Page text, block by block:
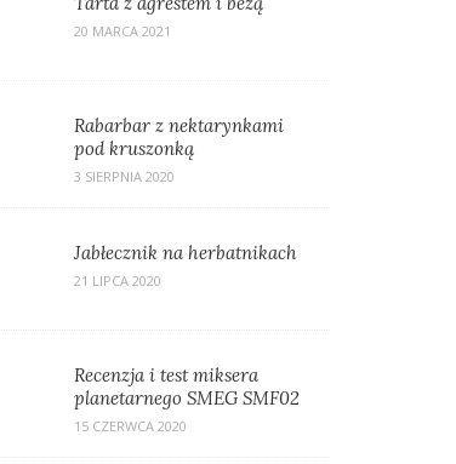
20 MARCA 2021
Rabarbar z nektarynkami
pod kruszonką
3 SIERPNIA 2020
Jabłecznik na herbatnikach
21 LIPCA 2020
Recenzja i test miksera
planetarnego SMEG SMF02
15 CZERWCA 2020